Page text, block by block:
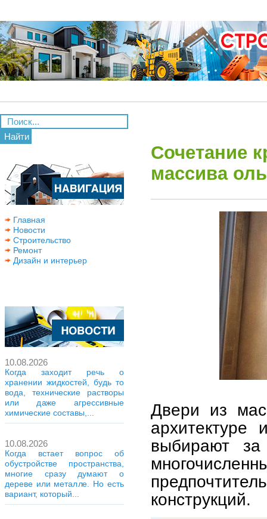
Найти
Главная
Новости
Строительство
Ремонт
Дизайн и интерьер
10.08.2026
Когда заходит речь о
хранении жидкостей, будь то
вода, технические растворы
или даже агрессивные
химические составы,...
10.08.2026
Когда встает вопрос об
обустройстве пространства,
многие сразу думают о
дереве или металле. Но есть
вариант, который...
Сочетание
массива
Двери из
архитектуре
выбирают за
конструкций.